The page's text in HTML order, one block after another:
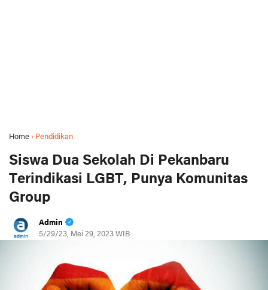
Home › Pendidikan
Siswa Dua Sekolah Di Pekanbaru
Terindikasi LGBT, Punya Komunitas
Group
Admin
5/29/23, Mei 29, 2023 WIB